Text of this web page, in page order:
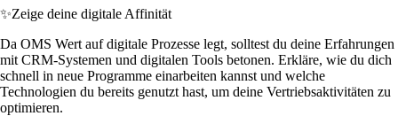
✨Zeige deine digitale Affinität
Da OMS Wert auf digitale Prozesse legt, solltest du deine Erfahrungen
mit CRM-Systemen und digitalen Tools betonen. Erkläre, wie du dich
schnell in neue Programme einarbeiten kannst und welche
Technologien du bereits genutzt hast, um deine Vertriebsaktivitäten zu
optimieren.